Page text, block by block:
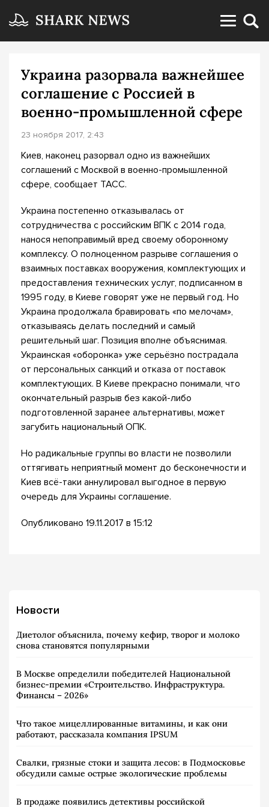
Украина разорвала важнейшее
соглашение с Россией в
военно-промышленной сфере
23 ноября 2017, 2:43
Киев, наконец разорвал одно из важнейших
соглашений с Москвой в военно-промышленной
сфере, сообщает ТАСС.
Украина постепенно отказывалась от
сотрудничества с российским ВПК с 2014 года,
нанося непоправимый вред своему оборонному
комплексу. О полноценном разрыве соглашения о
взаимных поставках вооружения, комплектующих и
предоставления технических услуг, подписанном в
1995 году, в Киеве говорят уже не первый год. Но
Украина продолжала бравировать «по мелочам»,
отказываясь делать последний и самый
решительный шаг. Позиция вполне объяснимая.
Украинская «оборонка» уже серьёзно пострадала
от персональных санкций и отказа от поставок
комплектующих. В Киеве прекрасно понимали, что
окончательный разрыв без какой-либо
подготовленной заранее альтернативы, может
загубить национальный ОПК.
Но радикальные группы во власти не позволили
оттягивать неприятный момент до бесконечности и
Киев всё-таки аннулировал выгодное в первую
очередь для Украины соглашение.
Опубликовано 19.11.2017 в 15:12
Новости
Диетолог объяснила, почему кефир, творог и молоко
снова становятся популярными
В Москве определили победителей Национальной
бизнес-премии «Строительство. Инфраструктура.
Финансы – 2026»
Что такое мицеллированные витамины, и как они
работают, рассказала компания IPSUM
Свалки, грязные стоки и защита лесов: в Подмосковье
обсудили самые острые экологические проблемы
В продаже появились детективы российской